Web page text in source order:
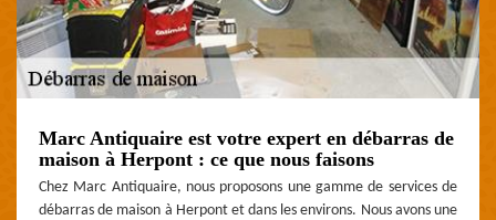
Marc Antiquaire est votre expert en débarras de
maison à Herpont : ce que nous faisons
Chez Marc Antiquaire, nous proposons une gamme de services de
débarras de maison à Herpont et dans les environs. Nous avons une